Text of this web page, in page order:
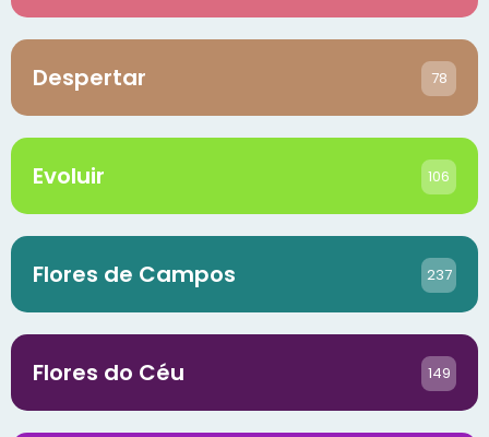
Despertar 78
Evoluir 106
Flores de Campos 237
Flores do Céu 149